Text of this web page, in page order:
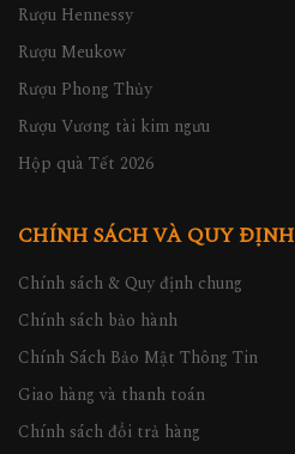
Rượu Hennessy
Rượu Meukow
Rượu Phong Thủy
Rượu Vương tài kim ngưu
Hộp quà Tết 2026
CHÍNH SÁCH VÀ QUY ĐỊNH
Chính sách & Quy định chung
Chính sách bảo hành
Chính Sách Bảo Mật Thông Tin
Giao hàng và thanh toán
Chính sách đổi trả hàng